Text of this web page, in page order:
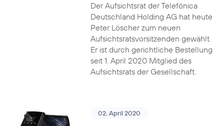
Der Aufsichtsrat der Telefónica
Deutschland Holding AG hat heute
Peter Löscher zum neuen
Aufsichtsratsvorsitzenden gewählt.
Er ist durch gerichtliche Bestellung
seit 1. April 2020 Mitglied des
Aufsichtsrats der Gesellschaft.
02. April 2020